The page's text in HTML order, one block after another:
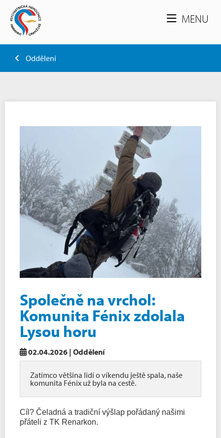
MENU
Oddělení
Společně na vrchol:
Komunita Fénix zdolala
Lysou horu
02.04.2026 | Oddělení
Zatímco většina lidí o víkendu ještě spala, naše
komunita Fénix už byla na cestě.
Cíl? Čeladná a tradiční výšlap pořádaný našimi
přáteli z TK Renarkon.